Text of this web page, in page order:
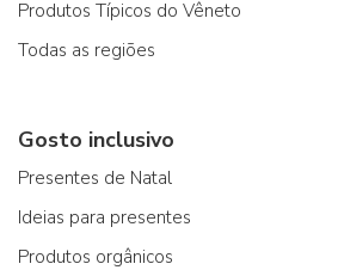
Produtos Típicos do Vêneto
Todas as regiões
Gosto inclusivo
Presentes de Natal
Ideias para presentes
Produtos orgânicos